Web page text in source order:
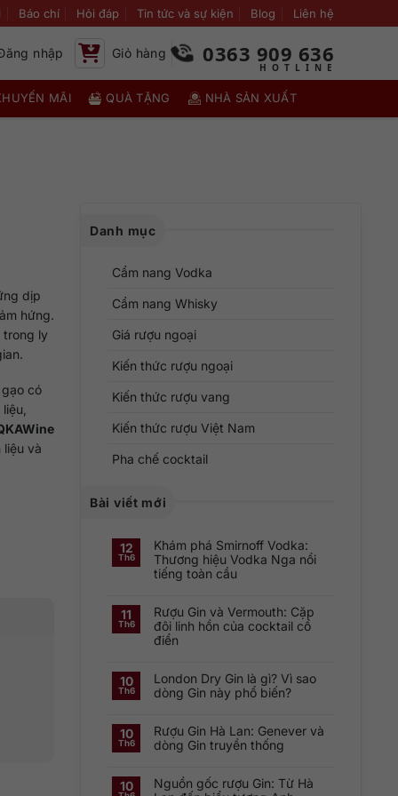
Báo chí Hỏi đáp Tin tức và sự kiện Blog Liên hệ
nhập Giỏ hàng 0363 909 636
MÃI QUÀ TẶNG NHÀ SẢN XUẤT
dịp
hứng.
trong ly
có
liệu và
Danh mục
Cẩm nang Vodka
Cẩm nang Whisky
Giá rượu ngoại
Kiến thức rượu ngoại
Kiến thức rượu vang
Kiến thức rượu Việt Nam
Pha chế cocktail
Bài viết mới
12
Th6
Khám phá Smirnoff Vodka:
Thương hiệu Vodka Nga nổi
tiếng toàn cầu
bình
luận
ở
Khám
phá
Thương
hiệu
Vodka
tiếng
toàn
cầu
11
Th6
Rượu Gin và Vermouth: Cặp
đôi linh hồn của cocktail cổ
điển
bình
luận
ở
Vermouth:
Cặp
của
cocktail
10
Th6
London Dry Gin là gì? Vì sao
dòng Gin này phổ biến?
bình
luận
ở
là
10
Th6
Rượu Gin Hà Lan: Genever và
dòng Gin truyền thống
bình
luận
10
Nguồn gốc rượu Gin: Từ Hà